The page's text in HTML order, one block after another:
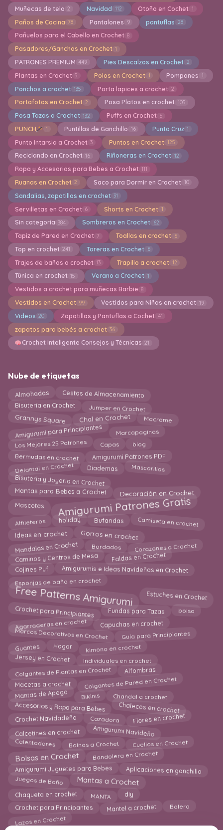
Muñecas de tela 2 Navidad 112 Otoño en Cochet 1
Paños de Cocina 78 Pantalones 9 pantuflas 28
Pañuelos para el Cabello en Crochet 8
Pasadores/Ganchos en Crochet 1
PATRONES PREMIUM 449 Pies Descalzos en Crochet 2
Plantas en Crochet 5 Polos en Crochet 1 Pompones 1
Ponchos a crochet 135 Porta lapices a crochet 2
Portafotos en Crochet 2 Posa Platos en crochet 105
Posa Tazas a Crochet 132 Puffs en Crochet 5
PUNCH 1 Puntillas de Ganchillo 16 Punto Cruz 1
Punto Intarsia a Crochet 3 Puntos en Crochet 125
Reciclando en Crochet 16 Riñoneras en Crochet 12
Ropa y Accesorios para Bebes a Crochet 111
Ruanas en Crochet 2 Saco para Dormir en Crochet 10
Sandalias, zapatillas en crochet 31
Servilletas en Crochet 6 Shorts en Crochet 1
Sin categoría 384 Sombreros en Crochet 62
Tapiz de Pared en Crochet 7 Toallas en crochet 6
Top en crochet 241 Toreras en Crochet 6
Trajes de baños a crochet 13 Trapillo a crochet 12
Túnica en crochet 15 Verano a Crochet 1
Vestidos a crochet para muñecas Barbie 8
Vestidos en Crochet 99 Vestidos para Niñas en crochet 19
Videos 20 Zapatillas y Pantuflas a Cochet 41
zapatos para bebés a crochet 36
Crochet Inteligente Consejos y Técnicas 21
Nube de etiquetas
Almohadas Cestas de Almacenamiento
Bisutería en Crochet Jumper en Crochet
Grannys Square Chal en Crochet Macrame
Amigurumi para Principiantes Marcapaginas
Los Mejores 25 Patrones Capas blog
Bermudas en crochet Amigurumi Patrones PDF
Delantal en Crochet Diademas Mascarillas
Bisuteria y Joyeria en Crochet
Mantas para Bebes a Crochet Decoración en Crochet
Mascotas Amigurumi Patrones Gratis
Alfileteros holiday Bufandas Camiseta en crochet
Ideas en crochet Gorros en crochet
Mandalas en Crochet Bordados Corazones a Crochet
Caminos y Centros de Mesa Faldas en Crochet
Cojines Puf Amigurumis e Ideas Navideñas en Crochet
Esponjas de baño en crochet
Free Patterns Amigurumi Estuches en Crochet
Crochet para Principiantes Fundas para Tazas bolso
Agarraderas en crochet Capuchas en crochet
Marcos Decorativos en Crochet Guía para Principiantes
Guantes Hogar kimono en crochet
Jersey en Crochet Individuales en crochet
Colgantes de Plantas en Crochet Alfombras
Macetas a crochet Colgantes de Pared en Crochet
Mantas de Apego Bikinis Chandal a crochet
Accesorios y Ropa para Bebes Chalecos en crochet
Crochet Navidadeño Cazadora Flores en crochet
Calcetines en crochet Amigurumi Navideño
Calentadores Boinas a Crochet Cuellos en Crochet
Bolsas en Crochet Bandolera en Crochet
Amigurumi Juguetes para Bebes Aplicaciones en ganchillo
Juegos de Baño Mantas a Crochet
Chaqueta en crochet MANTA diy
Crochet para Principantes Mantel a crochet Bolero
Lazos en Crochet